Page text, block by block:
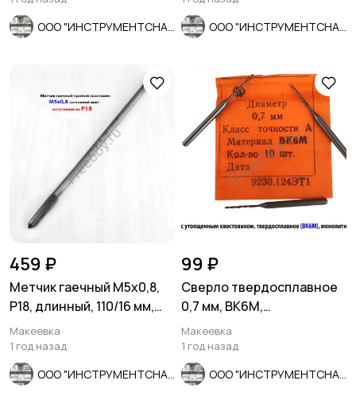
459 ₽
Метчик гаечный М5х0,8,
Р18, длинный, 110/16 мм,
основной шаг, СССР.
Макеевка
1 год назад
99 ₽
Сверло твердосплавное
0,7 мм, ВК6М,
монолитное, 30/6 мм, ут
хв, СССР.
Макеевка
1 год назад